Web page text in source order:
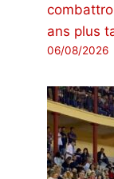
ans plus
06/08/2026